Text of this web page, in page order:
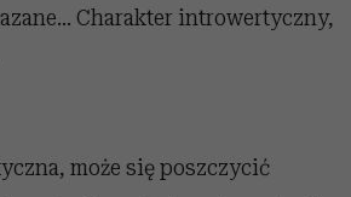
Charakter introwertyczny,
może się poszczycić